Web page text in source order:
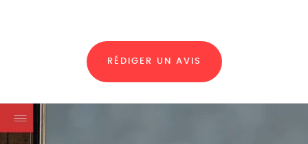
RÉDIGER UN AVIS